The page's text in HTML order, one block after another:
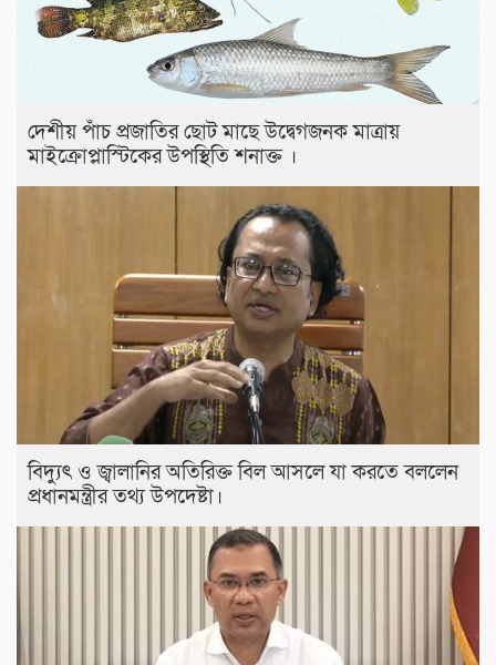
দেশীয় পাঁচ প্রজাতির ছোট মাছে উদ্বেগজনক মাত্রায়
মাইক্রোপ্লাস্টিকের উপস্থিতি শনাক্ত ।
বিদ্যুৎ ও জ্বালানির অতিরিক্ত বিল আসলে যা করতে বললেন
প্রধানমন্ত্রীর তথ্য উপদেষ্টা।